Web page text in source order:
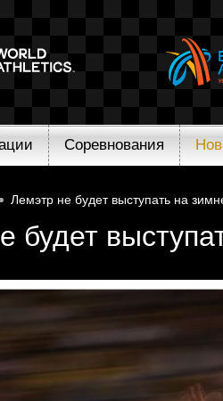
Соревнования
Лемэтр не будет выступать на
будет